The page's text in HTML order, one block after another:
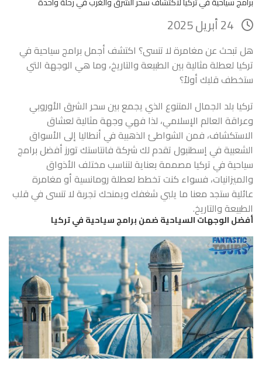
هل تبحث عن مغامرة لا تنسى؟ اكتشف أجمل برامج سياحية في
تركيا لعطلة مثالية بين الطبيعة والتاريخ، وما هي الوجهة التي
ستخطف قلبك أولاً؟
تركيا بلد الجمال المتنوع الذي يجمع بين سحر الشرق الأوروبي
وعراقة العالم الإسلامي، لذا فهي وجهة مثالية لعشاق
الاستكشاف، فمن الشواطئ الذهبية في أنطاليا إلى الأسواق
الشعبية في إسطنبول تقدم لك شركة فانتاستك تورز أفضل برامج
سياحية في تركيا مصممة بعناية لتناسب مختلف الأذواق
والميزانيات، فسواء كنت تخطط لعطلة رومانسية أو مغامرة
عائلية ستجد معنا ما يلبي شغفك ويمنحك تجربة لا تنسى في قلب
الطبيعة والتاريخ.
أفضل الوجهات السياحية ضمن برامج سياحية في تركيا